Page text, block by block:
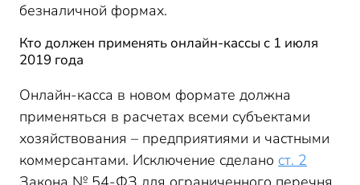
безналичной формах.
Кто должен применять онлайн-кассы с 1 июля
2019 года
Онлайн-касса в новом формате должна
применяться в расчетах всеми субъектами
хозяйствования – предприятиями и частными
коммерсантами. Исключение сделано ст. 2